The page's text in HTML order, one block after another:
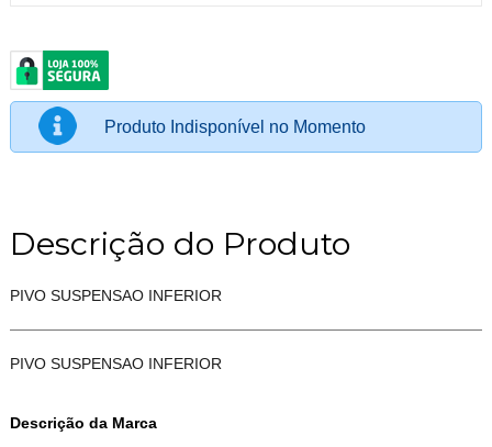
Produto Indisponível no Momento
Descrição do Produto
PIVO SUSPENSAO INFERIOR
PIVO SUSPENSAO INFERIOR
Descrição da Marca